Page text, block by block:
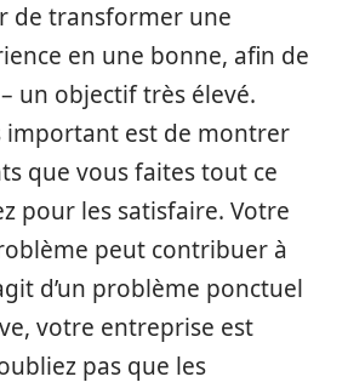
de transformer une
en une bonne, afin de
un objectif très élevé.
important est de montrer
que vous faites tout ce
pour les satisfaire. Votre
peut contribuer à
d’un problème ponctuel
votre entreprise est
pas que les